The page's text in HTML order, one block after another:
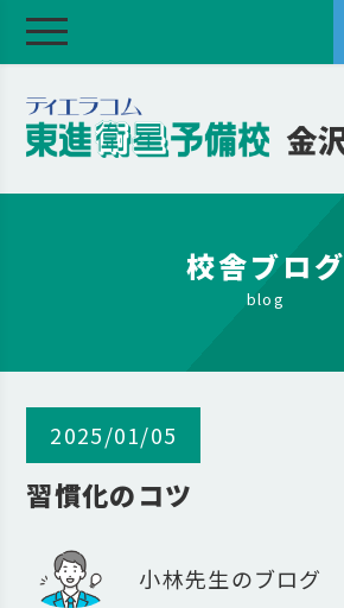
校舎ブログ
blog
2025/01/05
習慣化のコツ
小林先生のブログ